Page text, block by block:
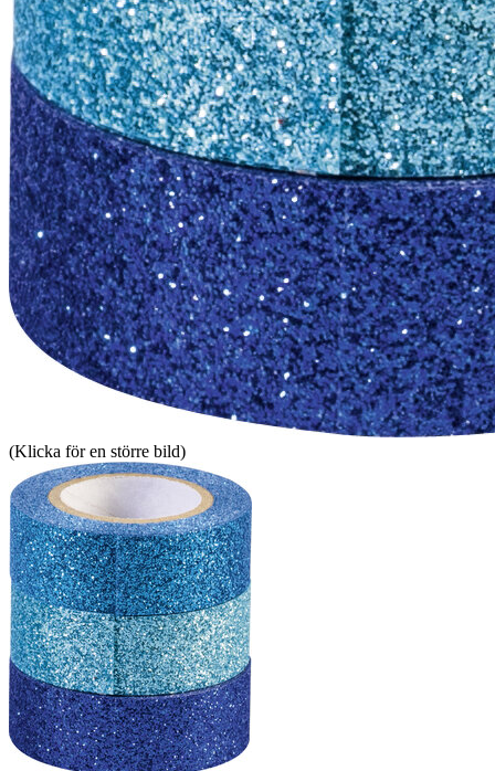
(Klicka för en större bild)